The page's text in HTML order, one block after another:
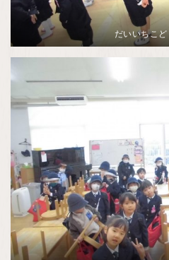
だいいちこど